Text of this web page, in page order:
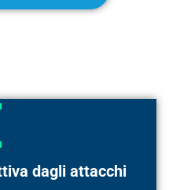
dagli attacchi